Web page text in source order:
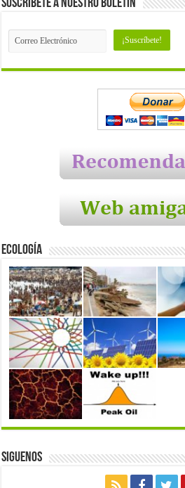
Suscríbete a nuestro Boletín
Ecología
Siguenos